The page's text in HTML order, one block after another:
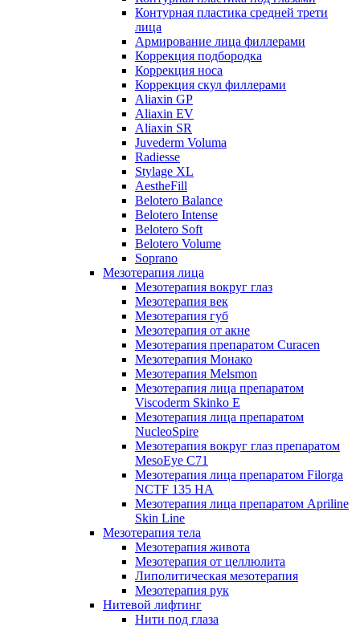
Контурная пластика средней трети
лица
Армирование лица филлерами
Коррекция подбородка
Коррекция носа
Коррекция скул филлерами
Aliaxin GP
Aliaxin EV
Aliaxin SR
Juvederm Voluma
Radiesse
Stylage XL
AestheFill
Belotero Balance
Belotero Intense
Belotero Soft
Belotero Volume
Soprano
Мезотерапия лица
Мезотерапия вокруг глаз
Мезотерапия век
Мезотерапия губ
Мезотерапия от акне
Мезотерапия препаратом Curacen
Мезотерапия Монако
Мезотерапия Melsmon
Мезотерапия лица препаратом
Viscoderm Skinko E
Мезотерапия лица препаратом
NucleoSpire
Мезотерапия вокруг глаз препаратом
MesoEye С71
Мезотерапия лица препаратом Filorga
NCTF 135 HA
Мезотерапия лица препаратом Apriline
Skin Line
Мезотерапия тела
Мезотерапия живота
Мезотерапия от целлюлита
Липолитическая мезотерапия
Мезотерапия рук
Нитевой лифтинг
Нити под глаза